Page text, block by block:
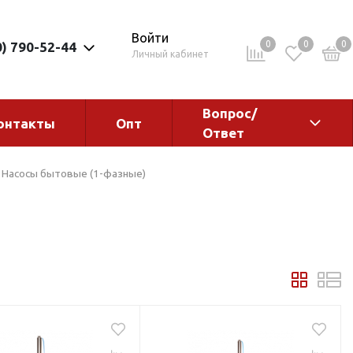
790-52-44
Войти
Личный кабинет
0 0 0
Стабилизаторы
Опт
Вопрос/
Ответ
Насосы бытовые (1-фазные)